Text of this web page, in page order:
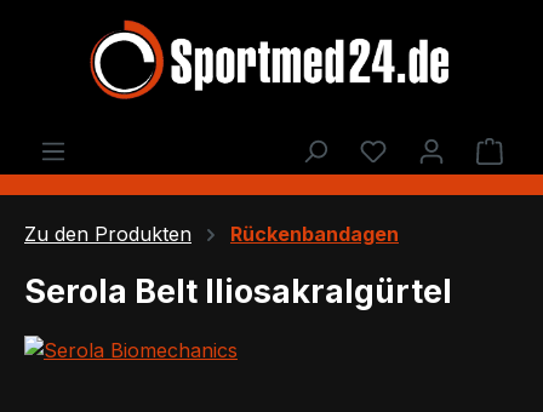
Zum Hauptinhalt springen
Du hast 0
Zu den Produkten Rückenbandagen
Serola Belt Iliosakralgürtel